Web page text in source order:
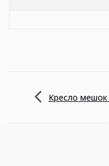
Кресло мешок